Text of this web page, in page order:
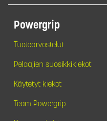
Powergrip
Tuotearvostelut
Pelaajien suosikkikiekot
Käytetyt kiekot
Team Powergrip